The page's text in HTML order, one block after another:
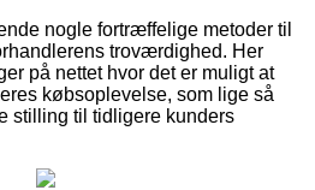
nogle fortræffelige metoder til
troværdighed. Her
på nettet hvor det er muligt at
købsoplevelse, som lige så
stilling til tidligere kunders